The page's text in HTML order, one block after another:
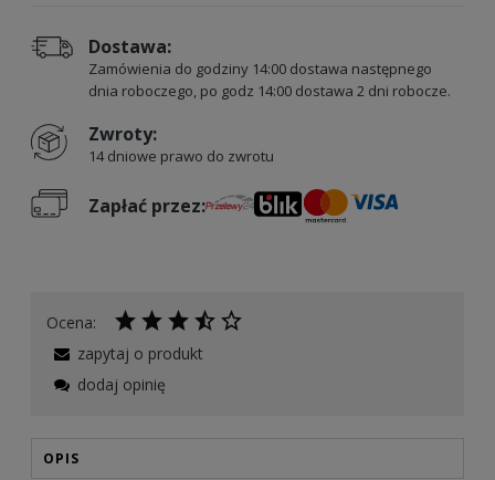
Dostawa:
Zamówienia do godziny 14:00 dostawa następnego
dnia roboczego, po godz 14:00 dostawa 2 dni robocze.
Zwroty:
14 dniowe prawo do zwrotu
Zapłać przez:
Ocena:
zapytaj o produkt
dodaj opinię
OPIS